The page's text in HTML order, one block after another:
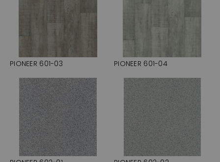
PIONEER 601-03 PIONEER 601-04